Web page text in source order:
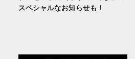
スペシャルなお知らせも！